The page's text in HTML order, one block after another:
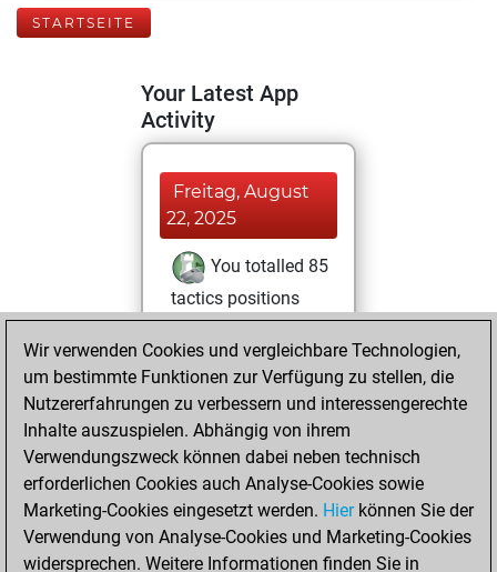
STARTSEITE
Your Latest App
Activity
Freitag, August
22, 2025
You totalled 85
tactics positions
Tactics
solved 54 tactics
positions
an Elo of 1801 in
tactics positions
Mittwoch, April
30, 2025
Wir verwenden Cookies und vergleichbare Technologien,
um bestimmte Funktionen zur Verfügung zu stellen, die
Nutzererfahrungen zu verbessern und interessengerechte
Inhalte auszuspielen. Abhängig von ihrem
Verwendungszweck können dabei neben technisch
erforderlichen Cookies auch Analyse-Cookies sowie
Marketing-Cookies eingesetzt werden. Hierkönnen Sie der
Verwendung von Analyse-Cookies und Marketing-Cookies
widersprechen. Weitere Informationen finden Sie in